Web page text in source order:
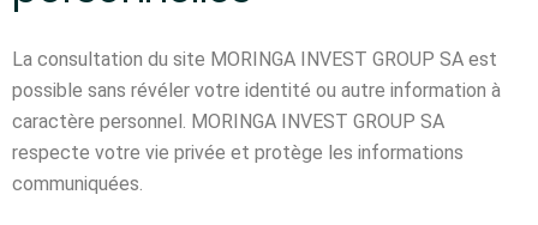
La consultation du site MORINGA INVEST GROUP SA est
possible sans révéler votre identité ou autre information à
caractère personnel. MORINGA INVEST GROUP SA
respecte votre vie privée et protège les informations
communiquées.